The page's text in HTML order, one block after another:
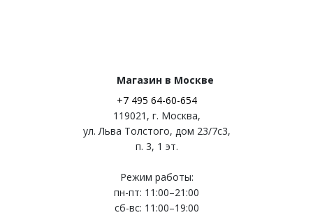
Магазин в Москве
+7 495 64-60-654
119021 , г. Москва,
ул. Льва Толстого, дом 23/7c3,
п. 3, 1 эт.
Режим работы:
пн-пт: 11:00–21:00
сб-вс: 11:00–19:00